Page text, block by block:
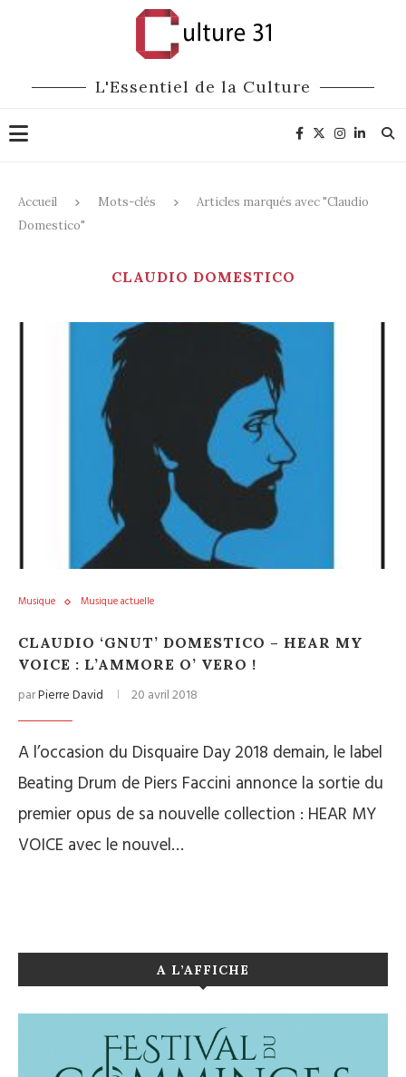
L'Essentiel de la Culture
Accueil Mots-clés
Articles marqués avec "Claudio
Domestico"
CLAUDIO DOMESTICO
Musique Musique actuelle
CLAUDIO ‘GNUT’ DOMESTICO – HEAR MY
VOICE : L’AMMORE O’ VERO !
parPierre David 20 avril 2018
A l’occasion du Disquaire Day 2018 demain, le label
Beating Drum de Piers Faccini annonce la sortie du
premier opus de sa nouvelle collection : HEAR MY
VOICE avec le nouvel…
A L’AFFICHE